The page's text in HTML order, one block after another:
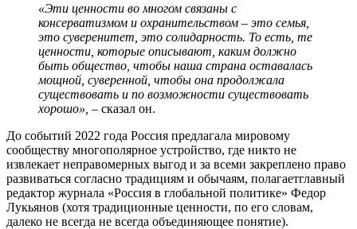
«Эти ценности во многом связаны с
консерватизмом и охранительством – это семья,
это суверенитет, это солидарность. То есть, те
ценности, которые описывают, каким должно
быть общество, чтобы наша страна оставалась
мощной, суверенной, чтобы она продолжала
существовать и по возможности существовать
хорошо», – сказал он.
До событий 2022 года Россия предлагала мировому
сообществу многополярное устройство, где никто не
извлекает неправомерных выгод и за всеми закреплено право
развиваться согласно традициям и обычаям, полагаетглавный
редактор журнала «Россия в глобальной политике» Федор
Лукьянов (хотя традиционные ценности, по его словам,
далеко не всегда не всегда объединяющее понятие).